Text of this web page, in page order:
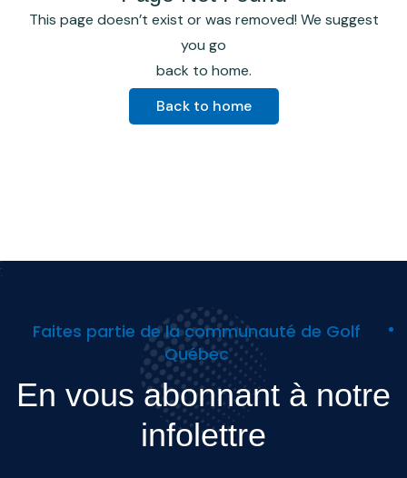
This page doesn’t exist or was removed! We suggest
you go
back to home.
Back to home
Faites partie de la communauté de Golf
Québec
En vous abonnant à notre
infolettre